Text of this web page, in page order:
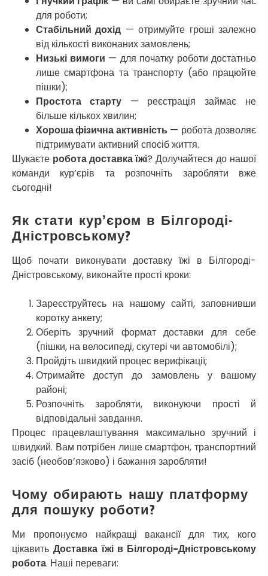
для роботи;
Стабільний дохід — отримуйте гроші залежно
від кількості виконаних замовлень;
Низькі вимоги — для початку роботи достатньо
лише смартфона та транспорту (або працюйте
пішки);
Простота старту— реєстрація займає не
більше кількох хвилин;
Хороша фізична активність — робота дозволяє
підтримувати активний спосіб життя.
Шукаєте робота доставка їжі? Долучайтеся до нашої
команди кур’єрів та розпочніть заробляти вже
сьогодні!
Як стати кур’єром в Білгороді-
Дністровському?
Щоб почати виконувати доставку їжі в Білгороді-
Дністровському, виконайте прості кроки:
Зареєструйтесь на нашому сайті, заповнивши
коротку анкету;
Оберіть зручний формат доставки для себе
(пішки, на велосипеді, скутері чи автомобілі);
Пройдіть швидкий процес верифікації;
Отримайте доступ до замовлень у вашому
районі;
Розпочніть заробляти, виконуючи прості й
відповідальні завдання.
Процес працевлаштування максимально зручний і
швидкий. Вам потрібен лише смартфон, транспортний
засіб (необов’язково) і бажання заробляти!
Чому обирають нашу платформу
для пошуку роботи?
Ми пропонуємо найкращі вакансії для тих, кого
цікавитьДоставка їжі в Білгороді-Дністровському
робота. Наші переваги:
Решетилівка
Ромни
Рівне
Рудне
Самбір
Щасливе
Шепетівка
Шостка
Шпола
Синельникове
Славута
Славутич
Слобожанське
Сміла
Софіївська Борщагівка
Солоницівка
Старокостянтинів
Стебник
Стоянка
Суми
Світловодськ
Святопетрівське
Тальне
Тарасівка
Тернопіль
Тернівка
Трускавець
Тульчин
Українка
Умань
Ужгород
Великі Лази
Великий Омеляник
Вільнянськ
Вінниця
Винники